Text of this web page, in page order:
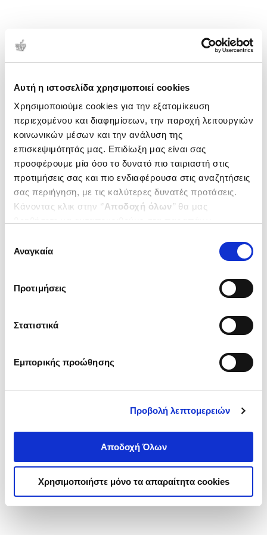
Αυτή η ιστοσελίδα χρησιμοποιεί cookies
Χρησιμοποιούμε cookies για την εξατομίκευση
περιεχομένου και διαφημίσεων, την παροχή λειτουργιών
κοινωνικών μέσων και την ανάλυση της
επισκεψιμότητάς μας. Επιδίωξη μας είναι σας
προσφέρουμε μία όσο το δυνατό πιο ταιριαστή στις
προτιμήσεις σας και πιο ενδιαφέρουσα στις αναζητήσεις
σας περιήγηση, με τις καλύτερες δυνατές προτάσεις.
Κάνοντας κλικ στην ‘’Αποδοχή όλων’’ θα μας
ενδιαφέρουν και να επιλέξετε από τα παρακάτω με την
΄΄και να ενημερωθείτε σχετικά με
συγκατάθεσης
Αναγκαία
Προτιμήσεις
Στατιστικά
Εμπορικής προώθησης
Προβολή λεπτομερειών
Αποδοχή Όλων
Χρησιμοποιήστε μόνο τα απαραίτητα cookies